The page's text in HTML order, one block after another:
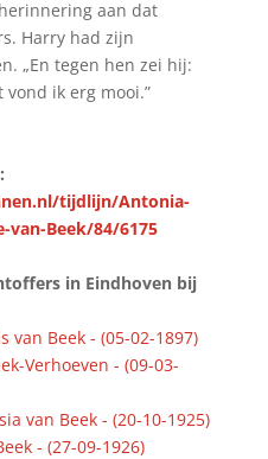
aan dat
Harry had zijn
„En tegen hen zei hij:
ik erg mooi.”
tijdlijn/Antonia-
van-Beek/84/6175
in Eindhoven bij
van Beek - (05-02-1897)
Verhoeven - (09-03-
van Beek - (20-10-1925)
- (27-09-1926)